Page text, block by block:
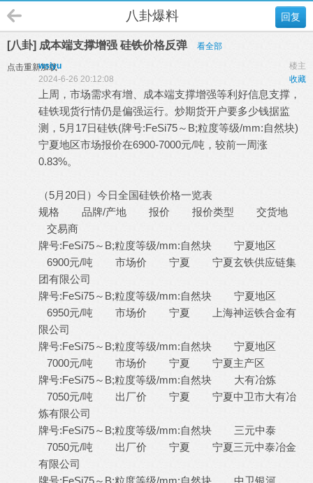
回复
八卦爆料
[八卦] 成本端支撑增强 硅铁价格反弹 看全部
点击重新加载 楼主
wsiyu
收藏
2024-6-26 20:12:08
上周，市场需求有增、成本端支撑增强等利好信息支撑，
硅铁现货行情仍是偏强运行。 炒期货开户要多少钱据监
测，5月17日硅铁(牌号:FeSi75～B;粒度等级/mm:自然块)
宁夏地区市场报价在6900-7000元/吨，较前一周涨
0.83%。
（5月20日）今日全国硅铁价格一览表
规格 品牌/产地 报价 报价类型 交货地
交易商
牌号:FeSi75～B;粒度等级/mm:自然块 宁夏地区
6900元/吨 市场价 宁夏 宁夏玄铁供应链集
团有限公司
牌号:FeSi75～B;粒度等级/mm:自然块 宁夏地区
6950元/吨 市场价 宁夏 上海神运铁合金有
限公司
牌号:FeSi75～B;粒度等级/mm:自然块 宁夏地区
7000元/吨 市场价 宁夏 宁夏主产区
牌号:FeSi75～B;粒度等级/mm:自然块 大有冶炼
7050元/吨 出厂价 宁夏 宁夏中卫市大有冶
炼有限公司
牌号:FeSi75～B;粒度等级/mm:自然块 三元中泰
7050元/吨 出厂价 宁夏 宁夏三元中泰冶金
有限公司
牌号:FeSi75～B;粒度等级/mm:自然块 中卫银河